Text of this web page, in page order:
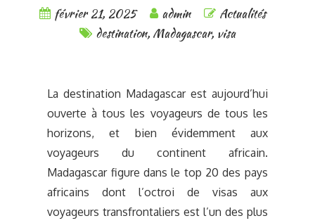
février 21, 2025 admin
Actualités
destination, Madagascar, visa
La destination Madagascar est aujourd’hui
ouverte à tous les voyageurs de tous les
horizons, et bien évidemment aux
voyageurs du continent africain.
Madagascar figure dans le top 20 des pays
africains dont l’octroi de visas aux
voyageurs transfrontaliers est l’un des plus